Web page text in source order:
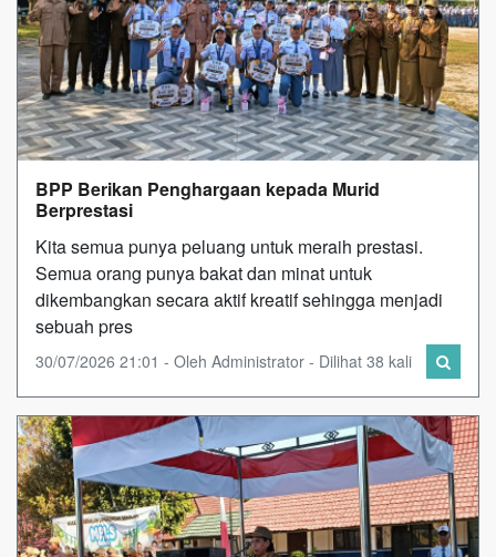
BPP Berikan Penghargaan kepada Murid
Berprestasi
Kita semua punya peluang untuk meraih prestasi.
Semua orang punya bakat dan minat untuk
dikembangkan secara aktif kreatif sehingga menjadi
sebuah pres
30/07/2026 21:01 - Oleh Administrator - Dilihat 38 kali